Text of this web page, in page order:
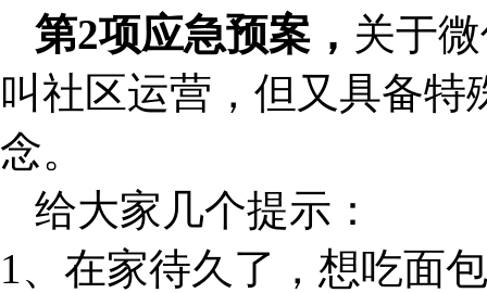
第2项应急预案， 关于
叫社区运营，但又具备
念。
给大家几个提示：
1、在家待久了，想吃面